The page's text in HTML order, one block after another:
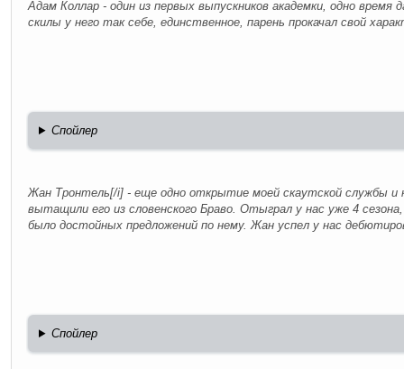
Адам Коллар - один из первых выпускников академки, одно
скилы у него так себе, единственное, парень прокачал свой
Спойлер
Жан Тронтель[/i] - еще одно открытие моей скаутской службы и
вытащили его из словенского Браво. Отыграл у нас уже 4
было достойных предложений по нему. Жан успел у нас
Спойлер